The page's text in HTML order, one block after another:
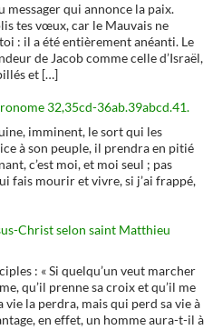
messager qui annonce la paix.
tes vœux, car le Mauvais ne
: il a été entièrement anéanti. Le
de Jacob comme celle d’Israël,
et […]
32,35cd-36ab.39abcd.41.
imminent, le sort qui les
à son peuple, il prendra en pitié
c’est moi, et moi seul ; pas
fais mourir et vivre, si j’ai frappé,
Christ selon saint Matthieu
: « Si quelqu’un veut marcher
qu’il prenne sa croix et qu’il me
la perdra, mais qui perd sa vie à
en effet, un homme aura-t-il à